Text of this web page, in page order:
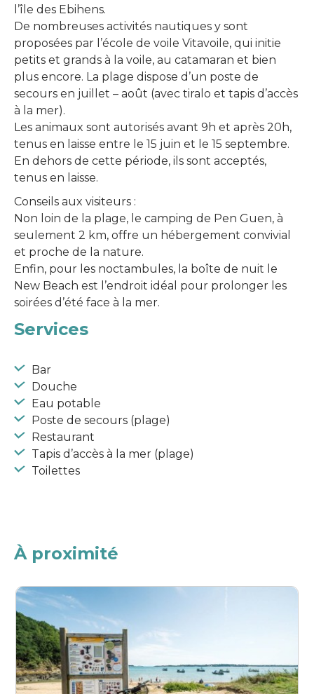
l’île des Ebihens.
De nombreuses activités nautiques y sont
proposées par l’école de voile Vitavoile, qui initie
petits et grands à la voile, au catamaran et bien
plus encore. La plage dispose d’un poste de
secours en juillet – août (avec tiralo et tapis d’accès
à la mer).
Les animaux sont autorisés avant 9h et après 20h,
tenus en laisse entre le 15 juin et le 15 septembre.
En dehors de cette période, ils sont acceptés,
tenus en laisse.
Conseils aux visiteurs :
Non loin de la plage, le camping de Pen Guen, à
seulement 2 km, offre un hébergement convivial
et proche de la nature.
Enfin, pour les noctambules, la boîte de nuit le
New Beach est l’endroit idéal pour prolonger les
soirées d’été face à la mer.
Services
Bar
Douche
Eau potable
Poste de secours (plage)
Restaurant
Tapis d’accès à la mer (plage)
Toilettes
À proximité